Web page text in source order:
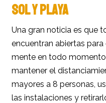
SOL Y PLAYA
Una gran noticia es que
encuentran abiertas
mente en todo
mantener el
mayores a 8 personas,
las instalaciones y